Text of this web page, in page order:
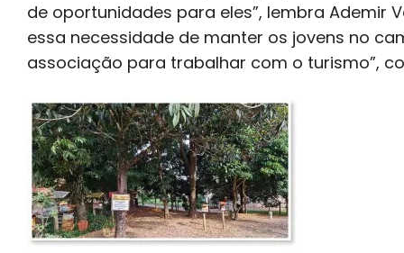
de oportunidades para eles”, lembra Ademir
essa necessidade de manter os jovens no
associação para trabalhar com o turismo”,